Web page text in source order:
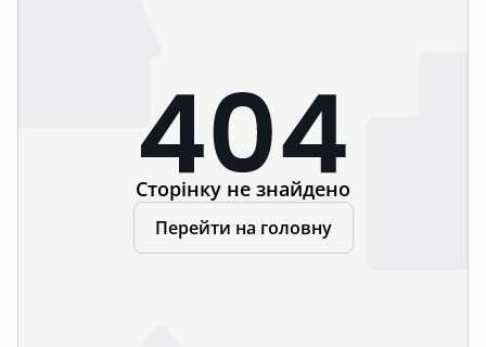
Сторінку не знайдено
Перейти на головну